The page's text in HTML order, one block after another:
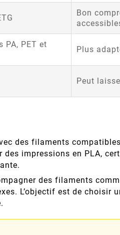
Bon
PA, PET et
Plus
Peut
des filaments
impressions en PLA,
des filaments
L’objectif est de choisir